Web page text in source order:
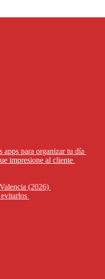
para organizar tu día
impresione al cliente
(2026)